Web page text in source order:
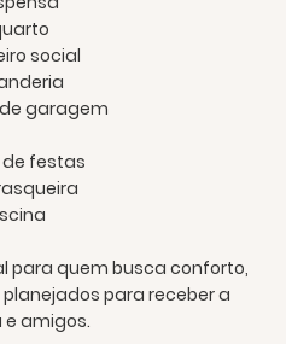
social
garagem
de festas
para quem busca conforto,
para receber a
amigos.